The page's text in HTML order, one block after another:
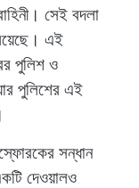
সেই বদলা
এই
পুলিশ ও
পুলিশের এই
সন্ধান
দেওয়ালও